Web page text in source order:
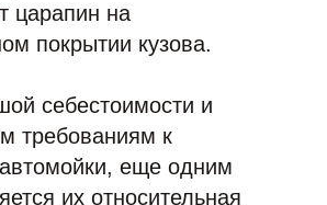
царапин на
покрытии кузова.
себестоимости и
требованиям к
еще одним
их относительная